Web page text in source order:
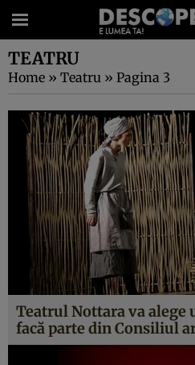
TEATRU
Home » Teatru » Pagina 3
Teatrul Nottara va alege
facă parte din Consiliul